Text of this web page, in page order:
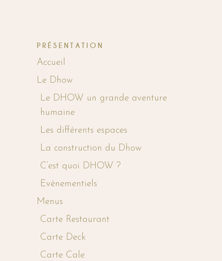
PRÉSENTATION
Accueil
Le Dhow
Le DHOW un grande aventure
humaine
Les différents espaces
La construction du Dhow
C’est quoi DHOW ?
Evénementiels
Menus
Carte Restaurant
Carte Deck
Carte Cale